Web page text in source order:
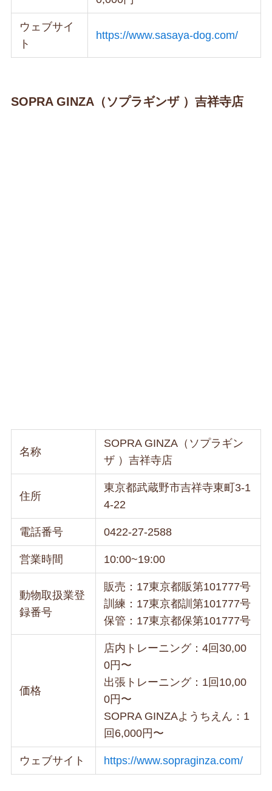
ウェブサイ
ト
https://www.sasaya-dog.com/
SOPRA GINZA（ソプラギンザ ）吉祥寺店
名称
SOPRA GINZA（ソプラギン
ザ ）吉祥寺店
住所
東京都武蔵野市吉祥寺東町3-1
4-22
電話番号 0422-27-2588
営業時間 10:00~19:00
動物取扱業登
録番号
販売：17東京都販第101777号
訓練：17東京都訓第101777号
保管：17東京都保第101777号
価格
店内トレーニング：4回30,00
0円〜
出張トレーニング：1回10,00
0円〜
SOPRA GINZAようちえん：1
回6,000円〜
ウェブサイト https://www.sopraginza.com/